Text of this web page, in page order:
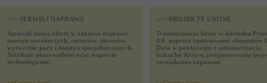
>>> SERWIS I NAPRAWA
Sprawdź naszą ofertę w zakresie naprawy
maszyn szwalniczych, cutterów, ploterów,
wytwornic pary i maszyn specjalistycznych.
Szkolenie pracowników oraz wsparcie
technologiczne.
>>> PROJEKTY UNIJNE
Transformacja firmy w kierunku
4.0. poprzez zastosowanie elementów
Data w powiązaniu z automatyzacją
łańcucha dostaw, prognozowania
zarządzania zapasami